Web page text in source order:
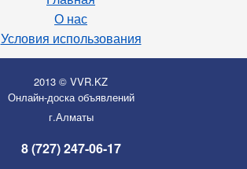
О нас
Условия использования
2013 © VVR.KZ
Онлайн-доска объявлений
г.Алматы
8 (727) 247-06-17